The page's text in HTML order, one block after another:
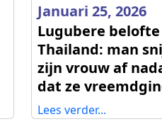
Januari 25, 2026
Lugubere
Thailand: man
zijn vrouw af
dat ze
Lees verder...